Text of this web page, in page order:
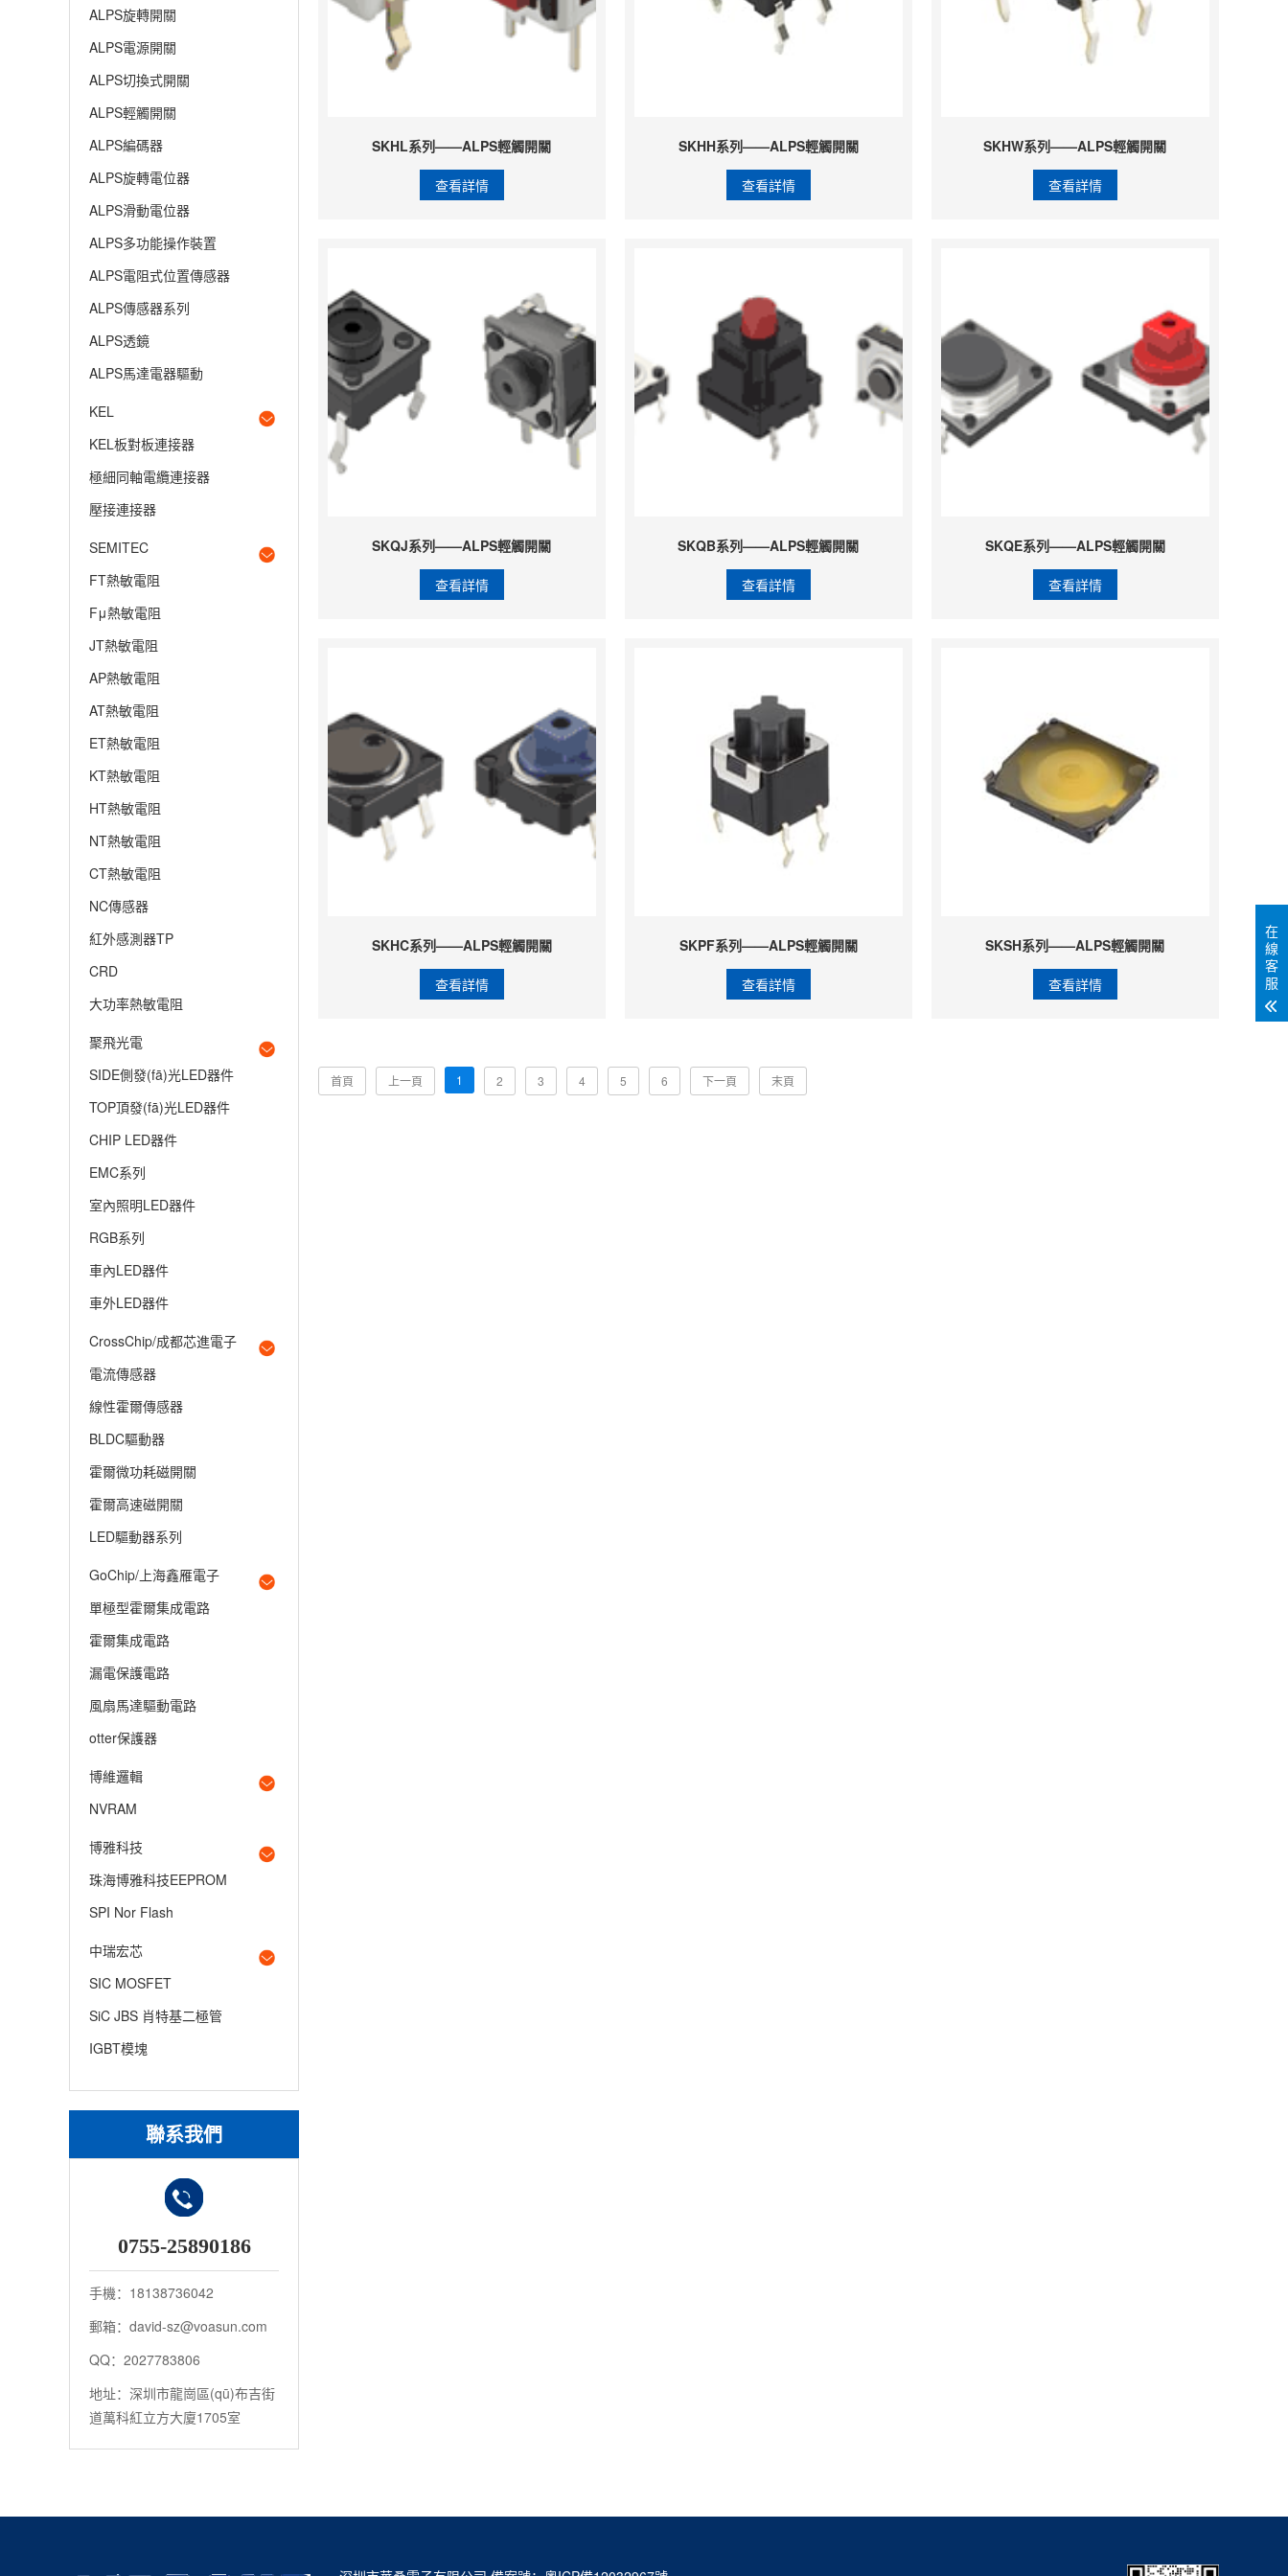
ALPS旋轉開關
ALPS電源開關
ALPS切換式開關
ALPS輕觸開關
ALPS編碼器
ALPS旋轉電位器
ALPS滑動電位器
ALPS多功能操作裝置
ALPS電阻式位置傳感器
ALPS傳感器系列
ALPS透鏡
ALPS馬達電器驅動
KEL
KEL板對板連接器
極細同軸電纜連接器
壓接連接器
SEMITEC
FT熱敏電阻
Fμ熱敏電阻
JT熱敏電阻
AP熱敏電阻
AT熱敏電阻
ET熱敏電阻
KT熱敏電阻
HT熱敏電阻
NT熱敏電阻
CT熱敏電阻
NC傳感器
紅外感測器TP
CRD
大功率熱敏電阻
聚飛光電
SIDE側發(fā)光LED器件
TOP頂發(fā)光LED器件
CHIP LED器件
EMC系列
室內照明LED器件
RGB系列
車內LED器件
車外LED器件
CrossChip/成都芯進電子
電流傳感器
線性霍爾傳感器
BLDC驅動器
霍爾微功耗磁開關
霍爾高速磁開關
LED驅動器系列
GoChip/上海鑫雁電子
單極型霍爾集成電路
霍爾集成電路
漏電保護電路
風扇馬達驅動電路
otter保護器
博維邏輯
NVRAM
博雅科技
珠海博雅科技EEPROM
SPI Nor Flash
中瑞宏芯
SIC MOSFET
SiC JBS 肖特基二極管
IGBT模塊
聯系我們
0755-25890186
手機：18138736042
郵箱：david-sz@voasun.com
QQ：2027783806
地址：深圳市龍崗區(qū)布吉街
道萬科紅立方大廈1705室
SKHL系列——ALPS輕觸開關
查看詳情
SKHH系列——ALPS輕觸開關
查看詳情
SKHW系列——ALPS輕觸開關
查看詳情
SKQJ系列——ALPS輕觸開關
查看詳情
SKQB系列——ALPS輕觸開關
查看詳情
SKQE系列——ALPS輕觸開關
查看詳情
SKHC系列——ALPS輕觸開關
查看詳情
SKPF系列——ALPS輕觸開關
查看詳情
SKSH系列——ALPS輕觸開關
查看詳情
首頁 上一頁 1 2 3 4 5 6 下一頁 末頁
在
線
客
服